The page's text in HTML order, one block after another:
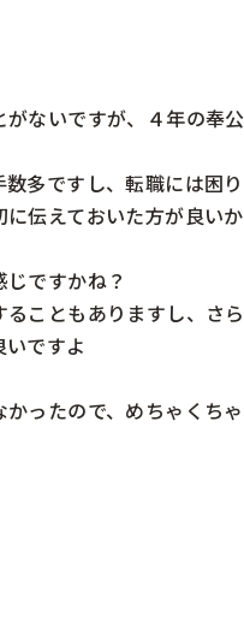
ないですが、４年の奉
多ですし、転職には困
伝えておいた方が良いか
ですかね？
こともありますし、さ
ですよ
ったので、めちゃくち